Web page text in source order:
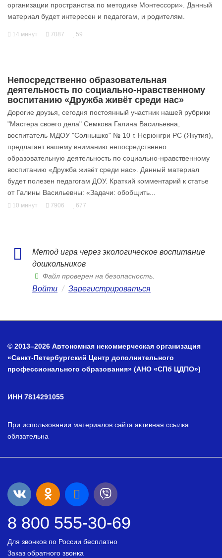
организации пространства по методике Монтессори». Данный
материал будет интересен и педагогам, и родителям.
14 минут 7087 59
Непосредственно образовательная
деятельность по социально-нравственному
воспитанию «Дружба живёт среди нас»
Дорогие друзья, сегодня постоянный участник нашей рубрики
"Мастера своего дела" Семкова Галина Васильевна,
воспитатель МДОУ "Солнышко" № 10 г. Нерюнгри РС (Якутия),
предлагает вашему вниманию непосредственно
образовательную деятельность по социально-нравственному
воспитанию «Дружба живёт среди нас». Данный материал
будет полезен педагогам ДОУ. Краткий комментарий к статье
от Галины Васильевны: «Задачи: обобщить...
10 минут 7906 677
Метод игра через экологическое воспитание
дошкольников
Файл проверен на безопасность.
Войти / Зарегистрироваться
© 2013–2026 Автономная некоммерческая организация
«Санкт-Петербургский Центр дополнительного
профессионального образования» (АНО «СПб ЦДПО»)
ИНН 7814291055
При использовании материалов сайта активная ссылка
обязательна
8 800 555-30-69
Для звонков по России бесплатно
Заказ обратного звонка